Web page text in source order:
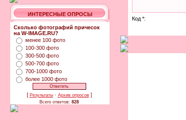
ИНТЕРЕСНЫЕ ОПРОСЫ
Сколько фотографий причесок
на W-IMAGE.RU?
менее 100 фото
100-300 фото
300-500 фото
500-700 фото
700-1000 фото
более 1000 фото
[ Результаты· Архив опросов]
Всего ответов: 828
Код *: